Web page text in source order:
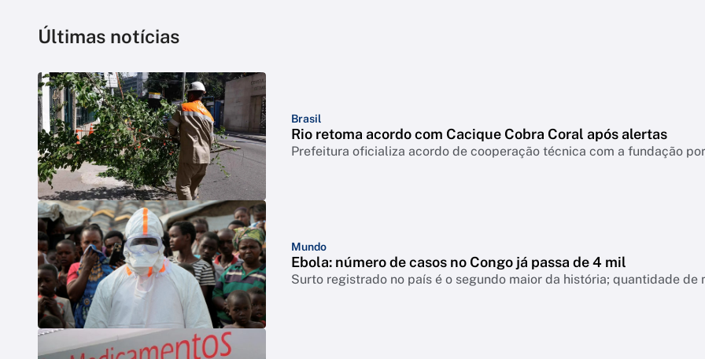
Últimas notícias
Brasil
Rio retoma acordo com Cacique Cobra Coral após alertas
Prefeitura oficializa acordo de cooperação técnica com a fundação
Mundo
Ebola: número de casos no Congo já passa de 4 mil
Surto registrado no país é o segundo maior da história; quantidade de